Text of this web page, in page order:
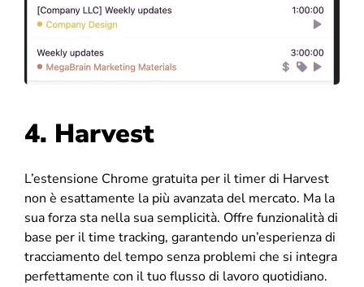
4. Harvest
L’estensione Chrome gratuita per il timer di Harvest
non è esattamente la più avanzata del mercato. Ma la
sua forza sta nella sua semplicità. Offre funzionalità di
base per il time tracking, garantendo un’esperienza di
tracciamento del tempo senza problemi che si integra
perfettamente con il tuo flusso di lavoro quotidiano.